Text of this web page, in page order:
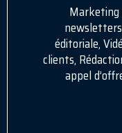
Marketing
éditoriale,
clients,
appel